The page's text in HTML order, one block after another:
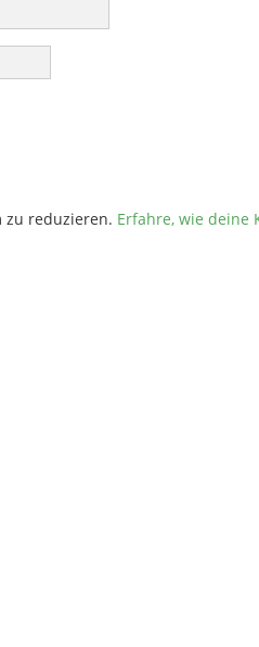
zu reduzieren. Erfahre, wie deine